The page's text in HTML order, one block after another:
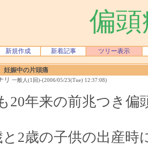
偏
新規作成 新着記事 ツリー表示
妊娠中の片頭痛
リ 一般人(1回)-(2006/05/23(Tue) 12:37:08)
20年来の前兆つき偏
と2歳の子供の出産